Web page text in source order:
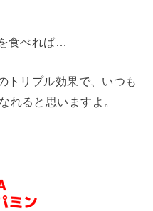
食べれば…
トリプル効果で、いつも
れると思いますよ。